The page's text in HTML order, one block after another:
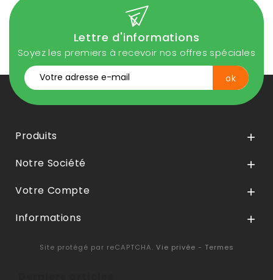
Lettre d'informations
Soyez les premiers à recevoir nos offres spéciales
Produits 
Notre Société 
Votre Compte 
Informations 
Site protégé par reCAPTCHA. Vie privée - Termes